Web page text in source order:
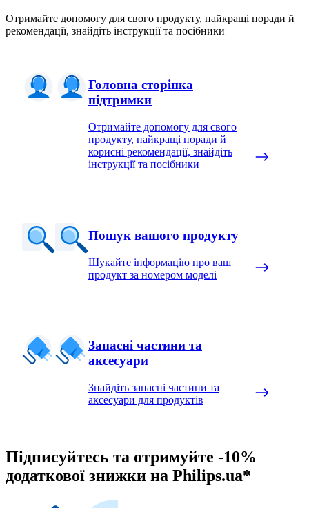
Отримайте допомогу для свого продукту, найкращі поради й
рекомендації, знайдіть інструкції та посібники
Головна сторінка
підтримки
Отримайте допомогу для свого
продукту, найкращі поради й
корисні рекомендації, знайдіть
інструкції та посібники
Пошук вашого продукту
Шукайте інформацію про ваш
продукт за номером моделі
Запасні частини та
аксесуари
Знайдіть запасні частини та
аксесуари для продуктів
Підписуйтесь та отримуйте -10%
додаткової знижки на Philips.ua*